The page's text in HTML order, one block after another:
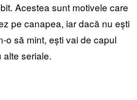
Acestea sunt motivele care
pe canapea, iar dacă nu ești
o să mint, ești vai de capul
alte seriale.